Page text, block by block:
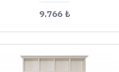
9.766 ₺